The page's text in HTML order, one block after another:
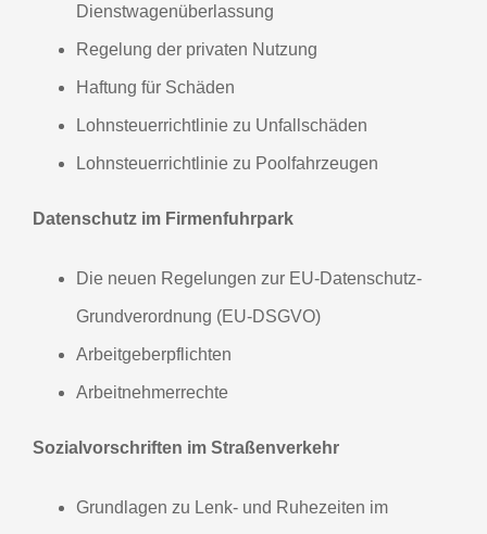
Dienstwagenüberlassung
Regelung der privaten Nutzung
Haftung für Schäden
Lohnsteuerrichtlinie zu Unfallschäden
Lohnsteuerrichtlinie zu Poolfahrzeugen
Datenschutz im Firmenfuhrpark
Die neuen Regelungen zur EU-Datenschutz-
Grundverordnung (EU-DSGVO)
Arbeitgeberpflichten
Arbeitnehmerrechte
Sozialvorschriften im Straßenverkehr
Grundlagen zu Lenk- und Ruhezeiten im